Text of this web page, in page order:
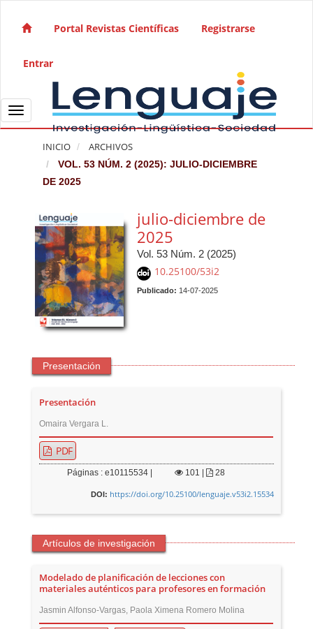
Navegación principal
Barra lateral
Portal Revistas Científicas Registrarse
Entrar
Toggle navigation
INICIO ARCHIVOS
VOL. 53 NÚM. 2 (2025): JULIO-DICIEMBRE
DE 2025
julio-diciembre de
2025
Vol. 53 Núm. 2 (2025)
10.25100/53i2
Publicado: 14-07-2025
Presentación
Presentación
Omaira Vergara L.
PDF
Páginas : e10115534 | 101 | 28
DOI: https://doi.org/10.25100/lenguaje.v53i2.15534
Artículos de investigación
Modelado de planificación de lecciones con
materiales auténticos para profesores en formación
Jasmin Alfonso-Vargas, Paola Ximena Romero Molina